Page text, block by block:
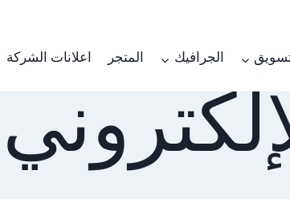
الجرافيك المتجر اعلانات الشركة